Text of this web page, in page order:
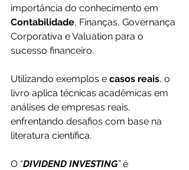
importância do conhecimento em
Contabilidade, Finanças, Governança
Corporativa e Valuation para o
sucesso financeiro.
Utilizando exemplos e casos reais, o
livro aplica técnicas acadêmicas em
análises de empresas reais,
enfrentando desafios com base na
literatura científica.
O “DIVIDEND INVESTING” é